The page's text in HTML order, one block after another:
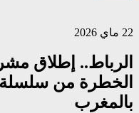
22 ماي 2026
الرباط.. إطلاق
الخطرة من سلسلة
بالمغرب